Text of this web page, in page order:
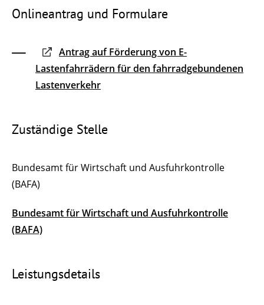
Onlineantrag und Formulare
Antrag auf Förderung von E-
Lastenfahrrädern für den fahrradgebundenen
Lastenverkehr
Zuständige Stelle
Bundesamt für Wirtschaft und Ausfuhrkontrolle
(BAFA)
Bundesamt für Wirtschaft und Ausfuhrkontrolle
(BAFA)
Leistungsdetails